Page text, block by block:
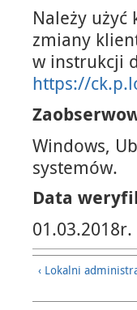
Należy użyć
zmiany
w instrukcji
https://
Windows,
systemów.
Data
01.03.2018r.
‹ Lokalni